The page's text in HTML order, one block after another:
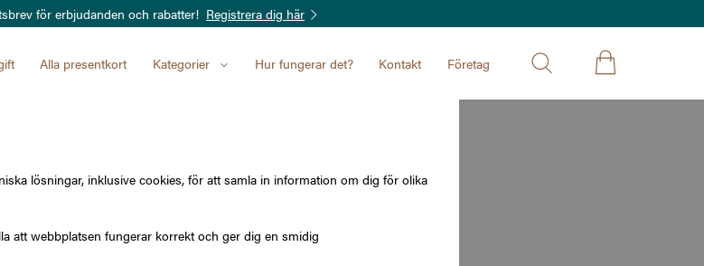
lösningar, inklusive cookies, för att samla in information om dig för olika
att webbplatsen fungerar korrekt och ger dig en smidig
för erbjudanden och rabatter! Registrera dig här
Alla presentkort Kategorier Hur fungerar det? Kontakt Företag
Språkkurs tyska
SVÅRIGHETSGRAD